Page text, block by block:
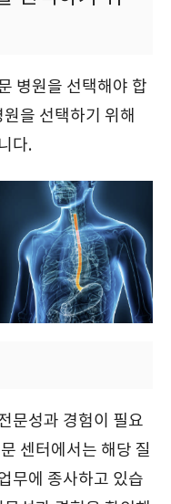
병원을 선택해야 합
을 선택하기 위해
다.
문성과 경험이 필요
센터에서는 해당 질
무에 종사하고 있습